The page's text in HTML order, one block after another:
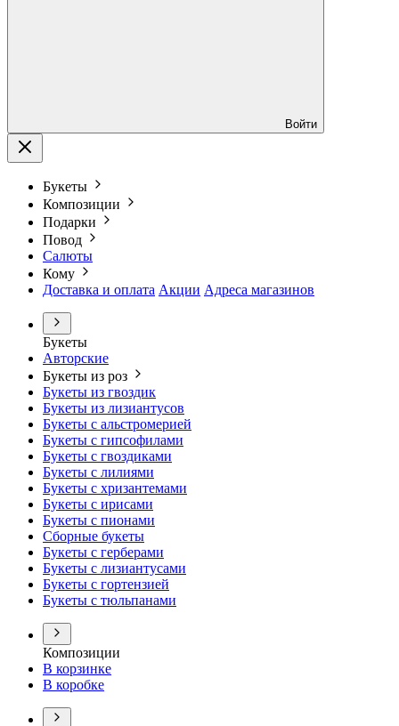
Войти
Букеты
Композиции
Подарки
Повод
Салюты
Кому
Доставка и оплата Акции Адреса магазинов
Букеты
Авторские
Букеты из роз
Букеты из гвоздик
Букеты из лизиантусов
Букеты с альстромерией
Букеты с гипсофилами
Букеты с гвоздиками
Букеты с лилиями
Букеты с хризантемами
Букеты с ирисами
Букеты с пионами
Сборные букеты
Букеты с герберами
Букеты с лизиантусами
Букеты с гортензией
Букеты с тюльпанами
Композиции
В корзинке
В коробке